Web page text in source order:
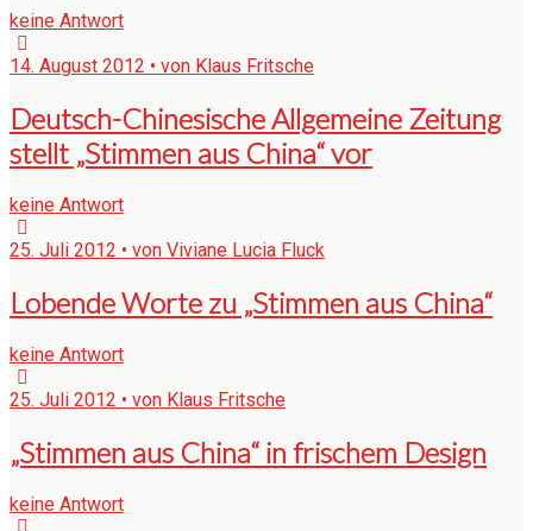
keine Antwort
14. August 2012 • von Klaus Fritsche
Deutsch-Chinesische Allgemeine Zeitung
stellt „Stimmen aus China“ vor
keine Antwort
25. Juli 2012 • von Viviane Lucia Fluck
Lobende Worte zu „Stimmen aus China“
keine Antwort
25. Juli 2012 • von Klaus Fritsche
„Stimmen aus China“ in frischem Design
keine Antwort